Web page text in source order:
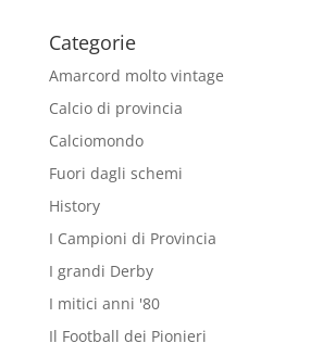
Categorie
Amarcord molto vintage
Calcio di provincia
Calciomondo
Fuori dagli schemi
History
I Campioni di Provincia
I grandi Derby
I mitici anni '80
Il Football dei Pionieri